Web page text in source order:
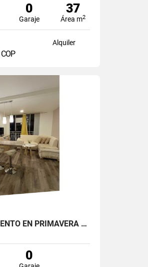
0
Garaje
37
Área m2
Alquiler
COP
SE VENDE APARTAMENTO EN PRIMAVERA 6-39 ET 2 PUENTE ARANDA
0